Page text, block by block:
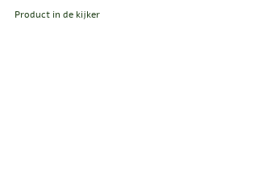
Product in de kijker